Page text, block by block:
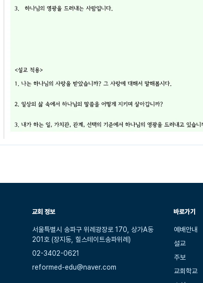
교회 정보
서울특별시 송파구 위례광장로 170, 상가A동
201호 (장지동, 힐스테이트송파위례)
02-3402-0621
reformed-edu@naver.com
바로가기
예배안내
설교
주보
교회학교